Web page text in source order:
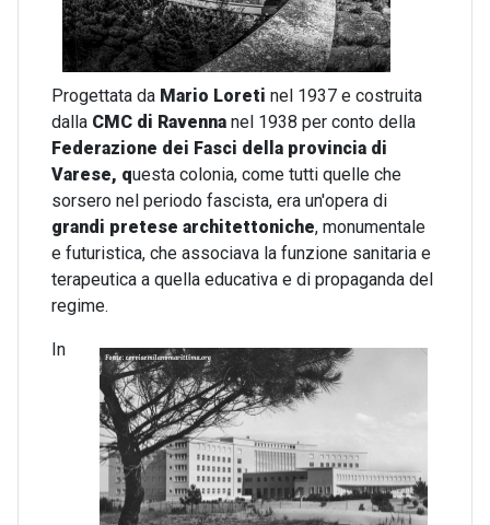
Progettata da Mario Loreti nel 1937 e costruita
dalla CMC di Ravenna nel 1938 per conto della
Federazione dei Fasci della provincia di
Varese, questa colonia, come tutti quelle che
sorsero nel periodo fascista, era un'opera di
grandi pretese architettoniche, monumentale
e futuristica, che associava la funzione sanitaria e
terapeutica a quella educativa e di propaganda del
regime.
In